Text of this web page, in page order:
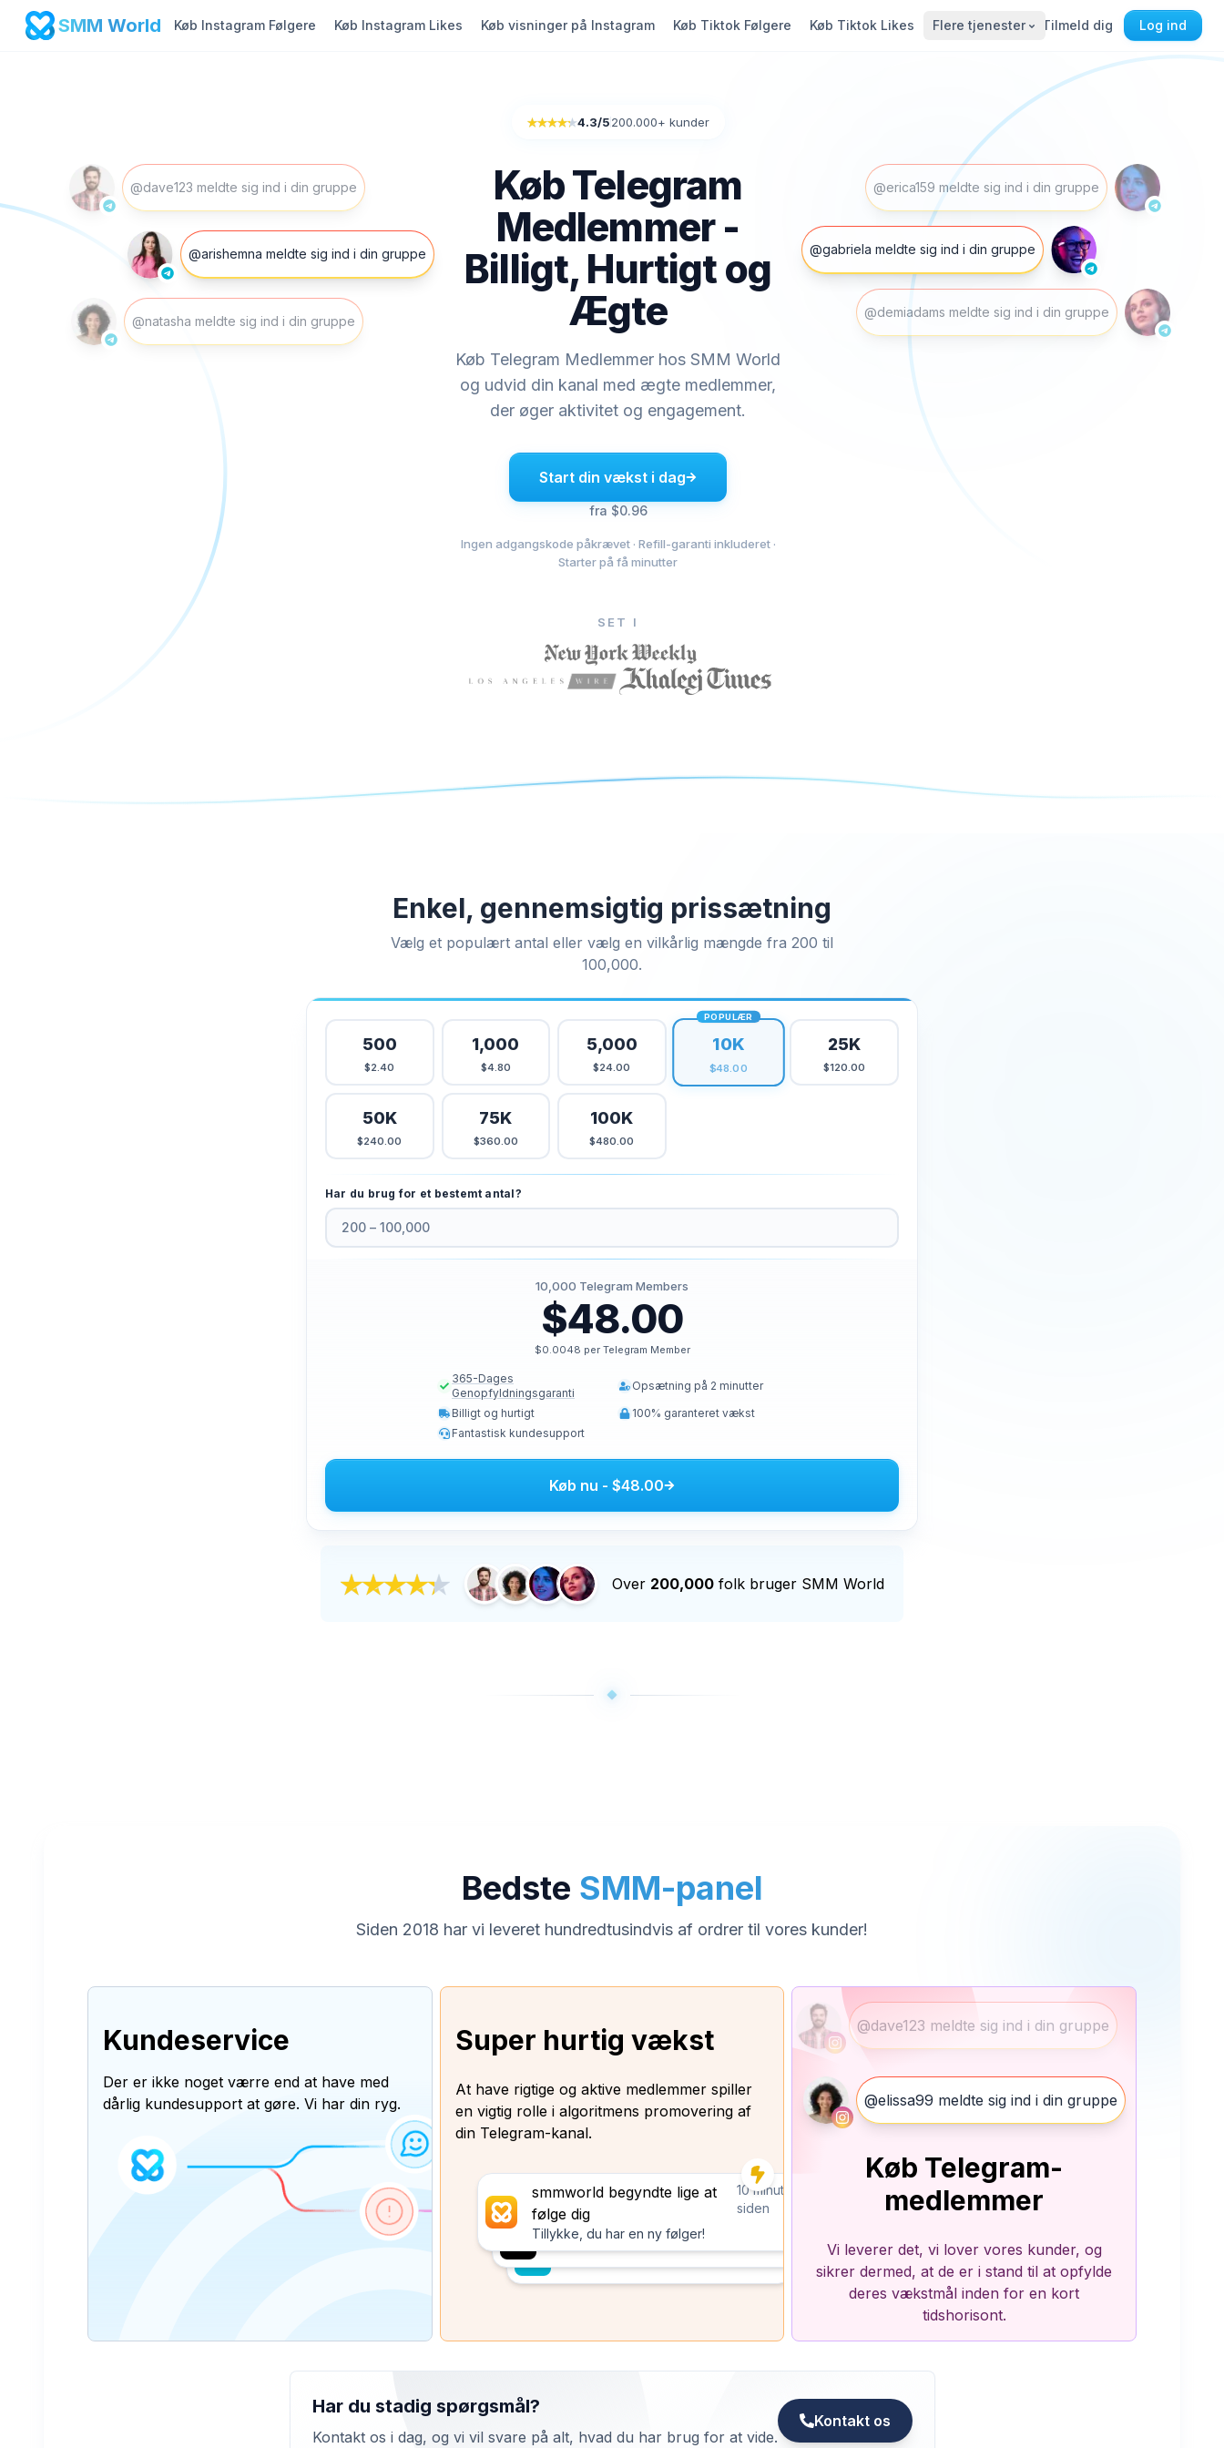
SMM World Køb Instagram Følgere Køb Instagram Likes Køb visninger på Instagram Køb Tiktok Følgere Køb Tiktok Likes Flere tjenester Tilmeld dig Log ind
@dave123 meldte sig ind i din gruppe
@arishemna meldte sig ind i din gruppe
@natasha meldte sig ind i din gruppe
Rated 4.3 out of 5
4.3/5200.000+ kunder
Køb Telegram
Medlemmer -
Billigt, Hurtigt og
Ægte
Køb Telegram Medlemmer hos SMM World
og udvid din kanal med ægte medlemmer,
der øger aktivitet og engagement.
Start din vækst i dag
fra $0.96
Ingen adgangskode påkrævet · Refill-garanti inkluderet ·
Starter på få minutter
SET I
@erica159 meldte sig ind i din gruppe
@gabriela meldte sig ind i din gruppe
@demiadams meldte sig ind i din gruppe
Enkel, gennemsigtig prissætning
Vælg et populært antal eller vælg en vilkårlig mængde fra 200 til
100,000.
500
$2.40
1,000
$4.80
5,000
$24.00
POPULÆR
10K
$48.00
25K
$120.00
50K
$240.00
75K
$360.00
100K
$480.00
Har du brug for et bestemt antal?
10,000 Telegram Members
$48.00
$0.0048 per Telegram Member
365-Dages
Genopfyldningsgaranti
Opsætning på 2 minutter
Billigt og hurtigt
100% garanteret vækst
Fantastisk kundesupport
Køb nu - $48.00
Over 200,000folk bruger SMM World
Bedste SMM-panel
Siden 2018 har vi leveret hundredtusindvis af ordrer til vores kunder!
Kundeservice
Der er ikke noget værre end at have med
dårlig kundesupport at gøre. Vi har din ryg.
Super hurtig vækst
At have rigtige og aktive medlemmer spiller
en vigtig rolle i algoritmens promovering af
din Telegram-kanal.
smmworld begyndte lige at
følge dig
Tillykke, du har en ny følger!
10 minutter
siden
@dave123 meldte sig ind i din gruppe
@elissa99 meldte sig ind i din gruppe
Køb Telegram-
medlemmer
Vi leverer det, vi lover vores kunder, og
sikrer dermed, at de er i stand til at opfylde
deres vækstmål inden for en kort
tidshorisont.
Har du stadig spørgsmål?
Kontakt os i dag, og vi vil svare på alt, hvad du har brug for at vide.
Kontakt os